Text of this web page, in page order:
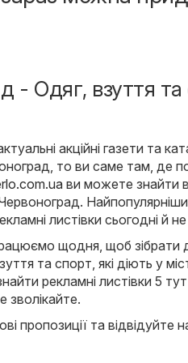
- Одяг, взуття та
акційні газети та
то ви саме там, де
ви можете знайти
Червоноград.
листівки сьогодні й
щодня, щоб зібрати
та спорт, які діють у
рекламні листівки 5
пропозиції та відвідуйте